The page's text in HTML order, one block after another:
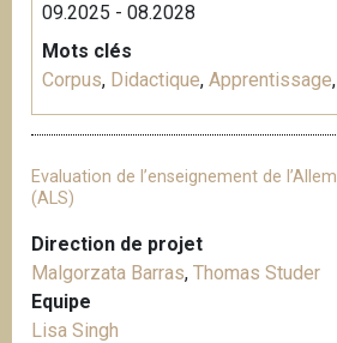
09.2025 - 08.2028
Mots clés
Corpus, Didactique, Apprentissage,
Evaluation de l’enseignement de
(ALS)
Direction de projet
Malgorzata Barras, Thomas Studer
Equipe
Lisa Singh